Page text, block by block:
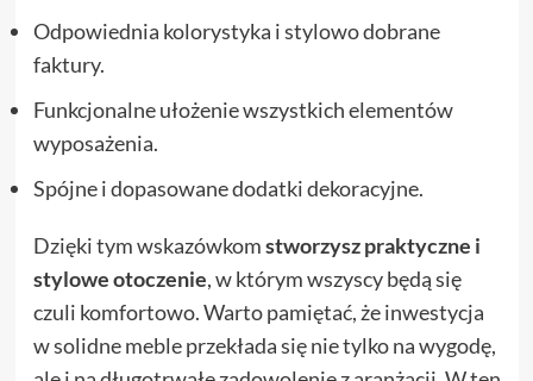
Odpowiednia kolorystyka i stylowo dobrane
faktury.
Funkcjonalne ułożenie wszystkich elementów
wyposażenia.
Spójne i dopasowane dodatki dekoracyjne.
Dzięki tym wskazówkomstworzysz praktyczne i
stylowe otoczenie, w którym wszyscy będą się
czuli komfortowo. Warto pamiętać, że inwestycja
w solidne meble przekłada się nie tylko na wygodę,